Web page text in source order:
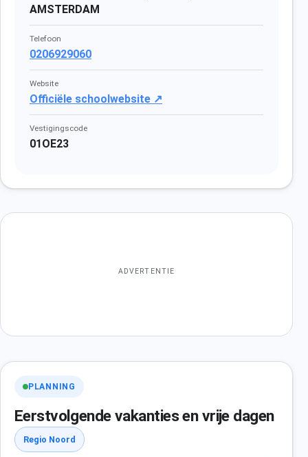
AMSTERDAM
Telefoon
0206929060
Website
Officiële schoolwebsite ↗
Vestigingscode
01OE23
ADVERTENTIE
PLANNING
Eerstvolgende vakanties en vrije dagen
Regio Noord